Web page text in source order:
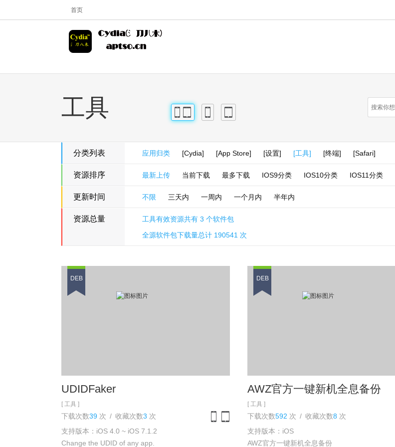
首页
氵刀八木
工具
分类列表 应用归类 [Cydia] [App Store] [设置] [工具] [终端] [Safari]
资源排序 最新上传 当前下载 最多下载 IOS9分类 IOS10分类 IOS11分类
更新时间 不限 三天内 一周内 一个月内 半年内
资源总量
工具有效资源共有 3 个软件包
全源软件包下载量总计 190541 次
DEB
UDIDFaker
[ 工具 ]
下载次数39 次 / 收藏次数3 次
支持版本：iOS 4.0 ~ iOS 7.1.2
Change the UDID of any app.
DEB
AWZ官方一键新机全息备份
[ 工具 ]
下载次数592 次 / 收藏次数8 次
支持版本：iOS
AWZ官方一键新机全息备份